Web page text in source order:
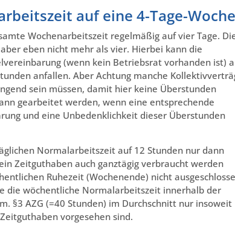
auf eine 4-Tage-Woche
Wochenarbeitszeit regelmäßig auf vier Tage.
eben nicht mehr als vier. Hierbei kann die
(wenn kein Betriebsrat vorhanden ist)
anfallen. Aber Achtung manche
sein müssen, damit hier keine Überstunden
gearbeitet werden, wenn eine entsprechende
und eine Unbedenklichkeit dieser Überstunden
Normalarbeitszeit auf 12 Stunden nur dann
Zeitguthaben auch ganztägig verbraucht werden
Ruhezeit (Wochenende) nicht
die wöchentliche Normalarbeitszeit innerhalb der
§3 AZG (=40 Stunden) im Durchschnitt nur insoweit
vorgesehen sind.